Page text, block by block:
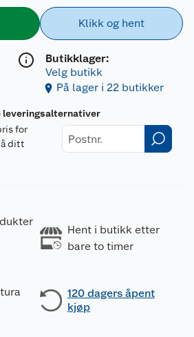
Klikk og hent
Butikklager:
Velg butikk
På lager i 22 butikker
leveringsalternativer
for
ditt
Hent i butikk etter
bare to timer
120 dagers åpent
kjøp